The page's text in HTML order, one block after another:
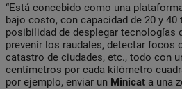
“Está concebido como una
bajo costo, con capacidad de 20 y 40
posibilidad de desplegar tecnologías
prevenir los raudales, detectar focos
catastro de ciudades, etc., todo con
centímetros por cada kilómetro
por ejemplo, enviar un Minicat a una